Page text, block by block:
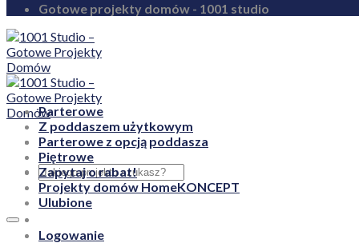
Gotowe projekty domów - 1001 studio
Ulubione
Logowanie
Parterowe
Z poddaszem użytkowym
Parterowe z opcją poddasza
Piętrowe
Zapytaj o rabat!
Projekty domów HomeKONCEPT